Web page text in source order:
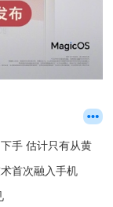
手 估计只有从黄
首次融入手机